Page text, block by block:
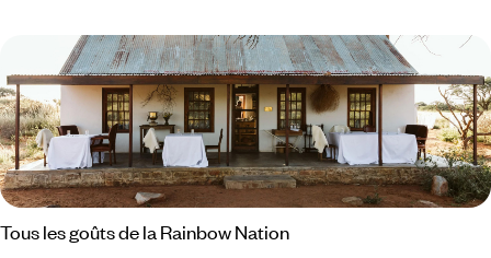
Tous les goûts de la Rainbow Nation